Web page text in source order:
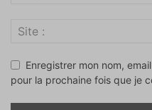
Enregistrer mon nom,
pour la prochaine fois que je